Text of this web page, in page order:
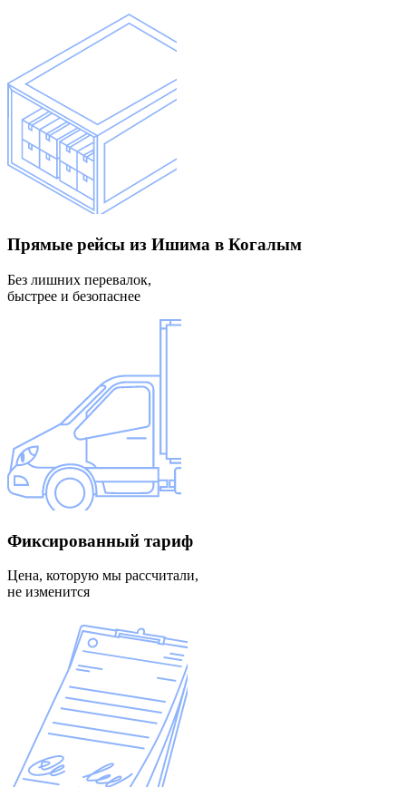
Прямые рейсы из Ишима в Когалым
Без лишних перевалок,
быстрее и безопаснее
Фиксированный тариф
Цена, которую мы рассчитали,
не изменится